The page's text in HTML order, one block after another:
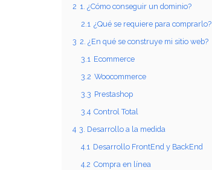
2 1. ¿Cómo conseguir un dominio?
2.1 ¿Qué se requiere para comprarlo?
3 2. ¿En qué se construye mi sitio web?
3.1 Ecommerce
3.2 Woocommerce
3.3 Prestashop
3.4 Control Total
4 3. Desarrollo a la medida
4.1 Desarrollo FrontEnd y BackEnd
4.2 Compra en línea